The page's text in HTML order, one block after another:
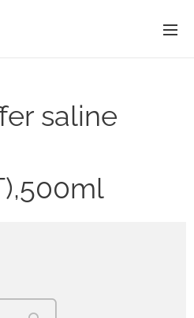
saline